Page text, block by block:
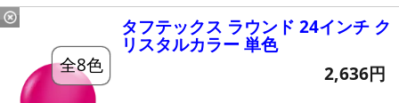
全8色
タフテックス ラウンド 24インチ ク
リスタルカラー 単色
2,636円